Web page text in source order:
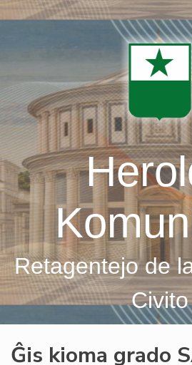
Skip
Retagentejo de
Civito
Ĝis kioma grado